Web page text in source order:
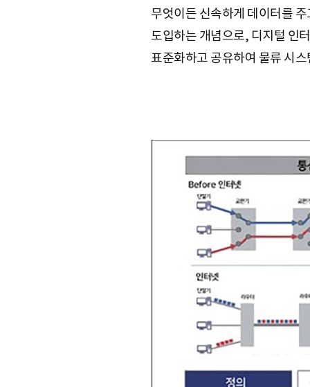
무엇이든 신속하게 데이터를
도입하는 개념으로, 디지털 인
표준화하고 공유하여 물류 시